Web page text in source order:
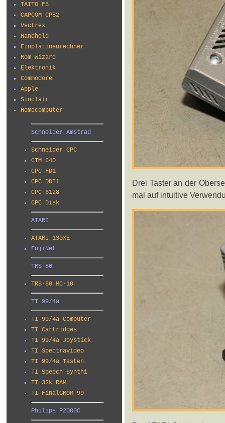
TAITO F3
CAPCOM CPS2
Vectrex
Handheld
Einplatinenrechner
Rom Wizard
Elektronik
Commodore
Apple
Sinclair
Homecomputer
Schneider Amstrad
Schneider CPC
CTM 640
CPC FD1
CPC DDI1
CPC 6128
CPC Disk
ATARI
ATARI 130XE
FujiNet
TRS-80
TRS-80 MC-10
TI 99/4a
TI 99/4a Computer
TI Cartridges
TI 99/4a Joystick
TI Spectravideo
TI 99/4a Tasten
TI Speech Synthi
TI 32k RAM
TI FinalGROM 99
Philips P2000C
Drei Taster an der
mal auf intuitive